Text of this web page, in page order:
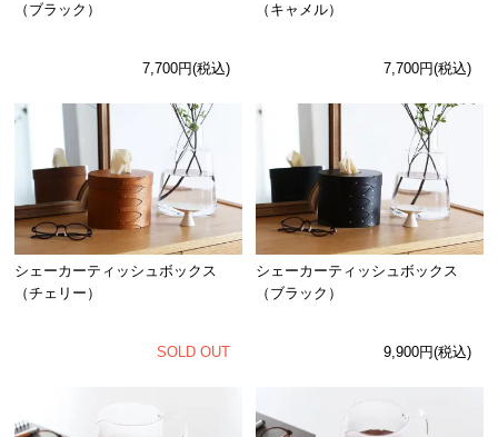
（ブラック）
7,700円(税込)
（キャメル）
7,700円(税込)
シェーカーティッシュボックス
（チェリー）
SOLD OUT
シェーカーティッシュボックス
（ブラック）
9,900円(税込)